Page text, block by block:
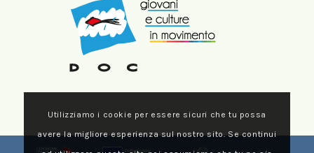
Utilizziamo i cookie per essere sicuri che tu possa
avere la migliore esperienza sul nostro sito. Se continui